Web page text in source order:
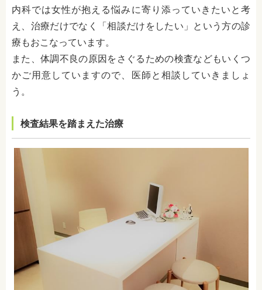
内科では女性が抱える悩みに寄り添っていきたいと考
え、治療だけでなく「相談だけをしたい」という方の診
療もおこなっています。
また、体調不良の原因をさぐるための検査などもいくつ
かご用意していますので、医師と相談していきましょ
う。
検査結果を踏まえた治療